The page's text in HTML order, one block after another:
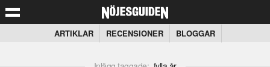
ARTIKLAR RECENSIONER BLOGGAR